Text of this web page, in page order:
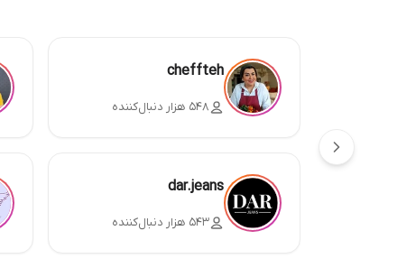
cheffteh
۵۴۸ هزار دنبال‌کننده
dar.jeans
۵۴۳ هزار دنبال‌کننده